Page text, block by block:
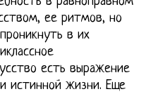
ее ритмов, но
в их
есть выражение
истинной жизни. Еще